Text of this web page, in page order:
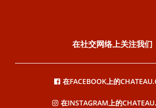
在社交网络上关注我们
在FACEBOOK上的
在INSTAGRAM上的